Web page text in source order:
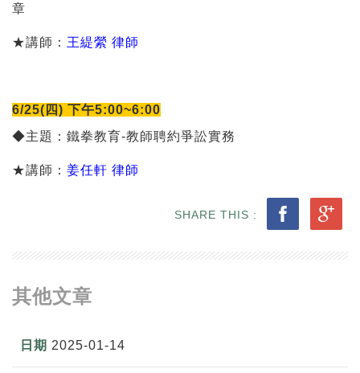
章
★講師： 王緹縈 律師
6/25(四) 下午5:00~6:00
◆主題：鐵拳教育-教師聘約爭訟實務
★講師： 姜任軒 律師
SHARE THIS :
其他文章
2025-01-14